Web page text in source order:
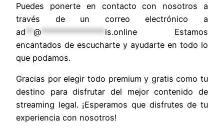
Puedes ponerte en contacto con nosotros a
través de un correo electrónico a
ad ** @ **************** is.online Estamos
encantados de escucharte y ayudarte en todo lo
que podamos.
Gracias por elegir todo premium y gratis como tu
destino para disfrutar del mejor contenido de
streaming legal. ¡Esperamos que disfrutes de tu
experiencia con nosotros!